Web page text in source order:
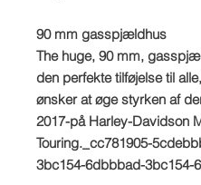
90 mm gasspjældhus
The huge, 90 mm,
den perfekte tilføjelse til
ønsker at øge styrken af
2017-på Harley-Davidson
Touring._cc781905-
3bc154-6dbbbad-3bc154-6